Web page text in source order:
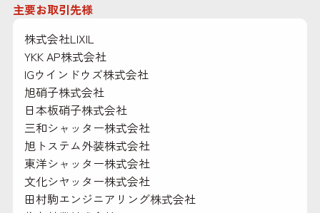
主要お取引先様
株式会社LIXIL
YKK AP株式会社
IGウインドウズ株式会社
旭硝子株式会社
日本板硝子株式会社
三和シャッター株式会社
旭トステム外装株式会社
東洋シャッター株式会社
文化シヤッター株式会社
田村駒エンジニアリング株式会社